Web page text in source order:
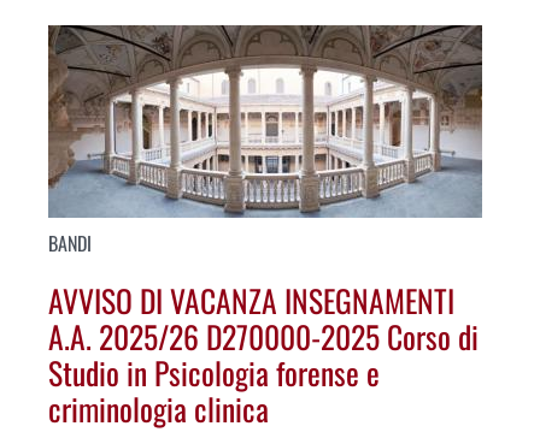
BANDI
AVVISO DI VACANZA INSEGNAMENTI
A.A. 2025/26 D270000-2025 Corso di
Studio in Psicologia forense e
criminologia clinica